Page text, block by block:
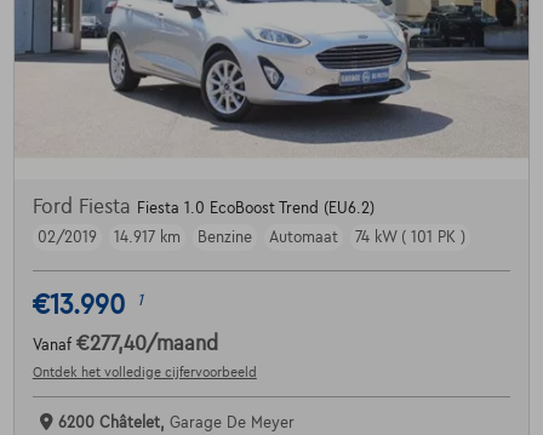
Ford Fiesta Fiesta 1.0 EcoBoost Trend (EU6.2)
02/2019
14.917 km Benzine Automaat 74 kW ( 101 PK )
€13.990 1
Vanaf €277,40/maand
Ontdek het volledige cijfervoorbeeld
6200 Châtelet, Garage De Meyer